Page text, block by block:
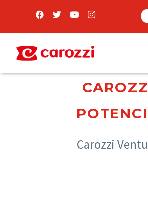
Carozzi